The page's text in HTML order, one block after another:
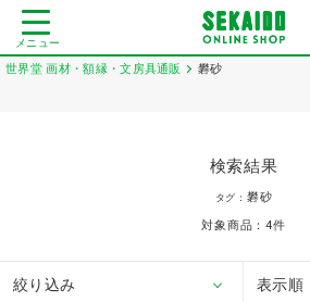
メニュー
世界堂 画材・額縁・文房具通販 礬砂
検索結果
タグ： 礬砂
対象商品：4件
絞り込み 表示順